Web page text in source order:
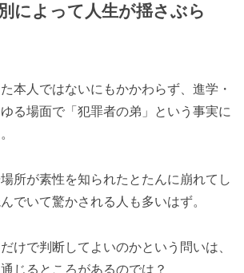
によって人生が揺さぶら
本人ではないにもかかわらず、進学・
る場面で「犯罪者の弟」という事実に
所が素性を知られたとたんに崩れてし
でいて驚かされる人も多いはず。
けで判断してよいのかという問いは、
じるところがあるのでは？